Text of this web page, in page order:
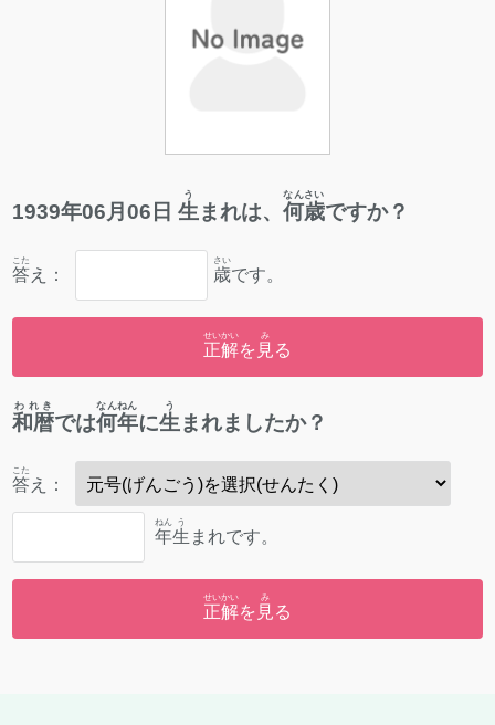
1939年06月06 日 生
う
まれは、何歳
なんさい
ですか？
答
こた
え： 歳
さい
です。
正解
せいかい
を 見
み
る
和暦
われき
では何年
なんねん
に生
う
まれましたか？
答
こた
え：
年
ねん
生
う
まれです。
正解
せいかい
を 見
み
る